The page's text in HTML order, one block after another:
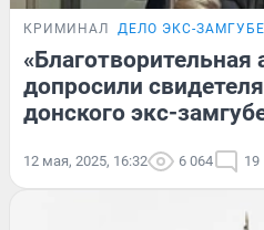
КРИМИНАЛ ДЕЛО ЭКС-
«Благотворительная
допросили
донского экс-
12 мая, 2025, 16:32 6 064 19